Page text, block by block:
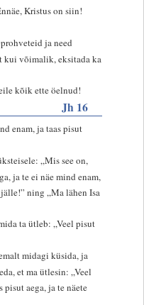
Kristus on siin!
ja need
kui võimalik, eksitada ka
kõik ette öelnud!
Jh 16
enam, ja taas pisut
„Mis see on,
ja te ei näe mind enam,
ning „Ma lähen Isa
ta ütleb: „Veel pisut
midagi küsida, ja
et ma ütlesin: „Veel
pisut aega, ja te näete